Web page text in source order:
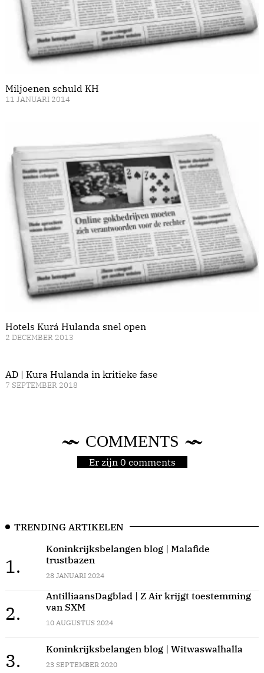
Miljoenen schuld KH
11 JANUARI 2014
Hotels Kurá Hulanda snel open
2 DECEMBER 2013
AD | Kura Hulanda in kritieke fase
7 SEPTEMBER 2018
COMMENTS
Er zijn 0 comments
TRENDING ARTIKELEN
1.
Koninkrijksbelangen blog | Malafide
trustbazen
28 JANUARI 2024
2.
AntilliaansDagblad | Z Air krijgt toestemming
van SXM
10 AUGUSTUS 2024
3.
Koninkrijksbelangen blog | Witwaswalhalla
23 SEPTEMBER 2020